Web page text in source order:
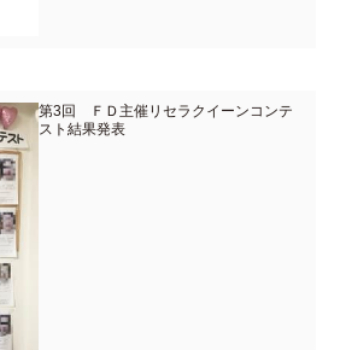
第3回 ＦＤ主催リセラクイーンコンテ
スト結果発表